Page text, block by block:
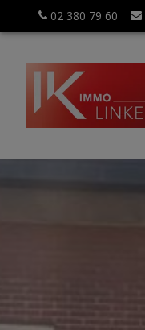
02 380 79 60